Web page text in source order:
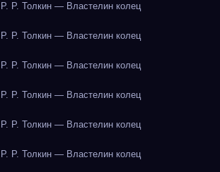
Р. Толкин — Властелин колец
Р. Толкин — Властелин колец
Р. Толкин — Властелин колец
Р. Толкин — Властелин колец
Р. Толкин — Властелин колец
Р. Толкин — Властелин колец